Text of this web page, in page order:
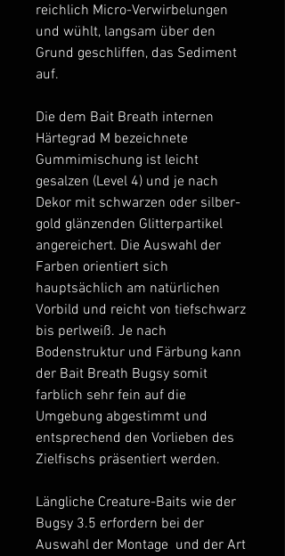
reichlich Micro-Verwirbelungen
und wühlt, langsam über den
Grund geschliffen, das Sediment
auf.
Die dem Bait Breath internen
Härtegrad M bezeichnete
Gummimischung ist leicht
gesalzen (Level 4) und je nach
Dekor mit schwarzen oder silber-
gold glänzenden Glitterpartikel
angereichert. Die Auswahl der
Farben orientiert sich
hauptsächlich am natürlichen
Vorbild und reicht von tiefschwarz
bis perlweiß. Je nach
Bodenstruktur und Färbung kann
der Bait Breath Bugsy somit
farblich sehr fein auf die
Umgebung abgestimmt und
entsprechend den Vorlieben des
Zielfischs präsentiert werden.
Längliche Creature-Baits wie der
Bugsy 3.5 erfordern bei der
Auswahl der Montage und der Art